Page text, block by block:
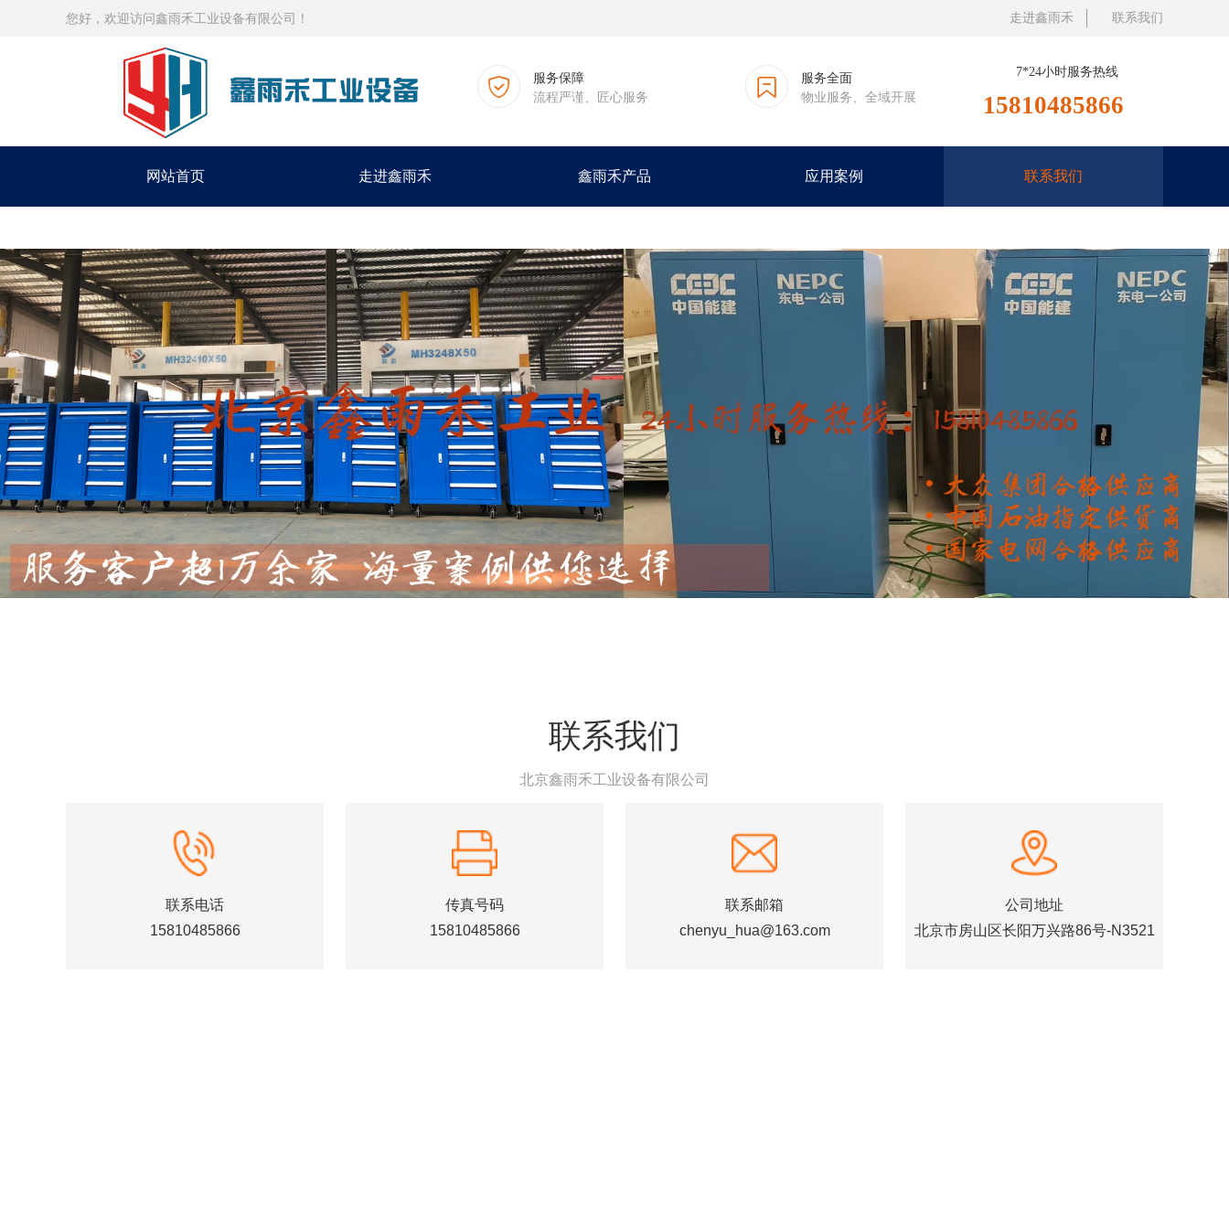
您好，欢迎访问鑫雨禾工业设备有限公司！ 联系我们
走进鑫雨禾
服务保障
流程严谨、匠心服务
服务全面
物业服务、全域开展
7*24小时服务热线
15810485866
网站首页 走进鑫雨禾 鑫雨禾产品 应用案例 联系我们
联系我们
北京鑫雨禾工业设备有限公司
联系电话
15810485866
传真号码
15810485866
联系邮箱
chenyu_hua@163.com
公司地址
北京市房山区长阳万兴路86号-N3521